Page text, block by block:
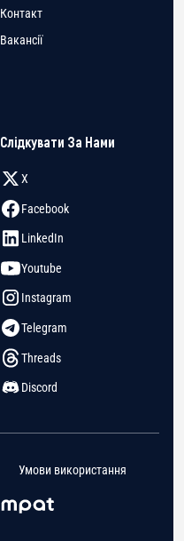
Контакт
Вакансії
Слідкувати За Нами
X
Facebook
LinkedIn
Youtube
Instagram
Telegram
Threads
Discord
Умови використання